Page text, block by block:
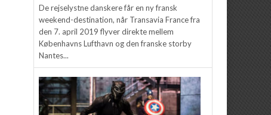
De rejselystne danskere får en ny fransk
weekend-destination, når Transavia France fra
den 7. april 2019 flyver direkte mellem
Københavns Lufthavn og den franske storby
Nantes...